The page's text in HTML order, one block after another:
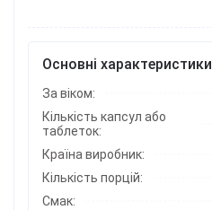
Основні характеристики
За віком:
Кількість капсул або
таблеток:
Країна виробник:
Кількість порцій:
Смак: